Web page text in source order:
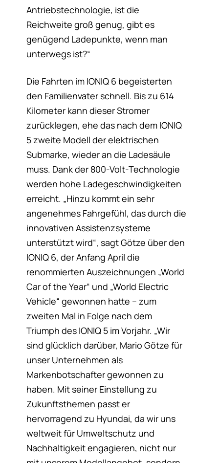
Antriebstechnologie, ist die
Reichweite groß genug, gibt es
genügend Ladepunkte, wenn man
unterwegs ist?“
Die Fahrten im IONIQ 6 begeisterten
den Familienvater schnell. Bis zu 614
Kilometer kann dieser Stromer
zurücklegen, ehe das nach dem IONIQ
5 zweite Modell der elektrischen
Submarke, wieder an die Ladesäule
muss. Dank der 800-Volt-Technologie
werden hohe Ladegeschwindigkeiten
erreicht. „Hinzu kommt ein sehr
angenehmes Fahrgefühl, das durch die
innovativen Assistenzsysteme
unterstützt wird“, sagt Götze über den
IONIQ 6, der Anfang April die
renommierten Auszeichnungen „World
Car of the Year“ und „World Electric
Vehicle“ gewonnen hatte – zum
zweiten Mal in Folge nach dem
Triumph des IONIQ 5 im Vorjahr. „Wir
sind glücklich darüber, Mario Götze für
unser Unternehmen als
Markenbotschafter gewonnen zu
haben. Mit seiner Einstellung zu
Zukunftsthemen passt er
hervorragend zu Hyundai, da wir uns
weltweit für Umweltschutz und
Nachhaltigkeit engagieren, nicht nur